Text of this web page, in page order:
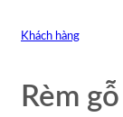
Khách hàng
Rèm